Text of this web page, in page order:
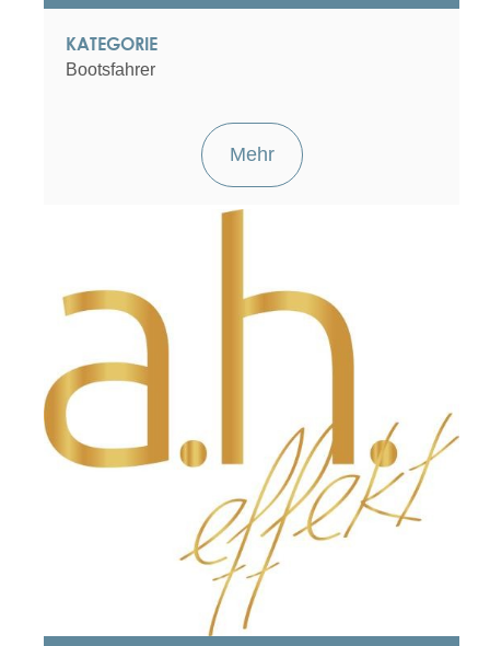
KATEGORIE
Bootsfahrer
Mehr